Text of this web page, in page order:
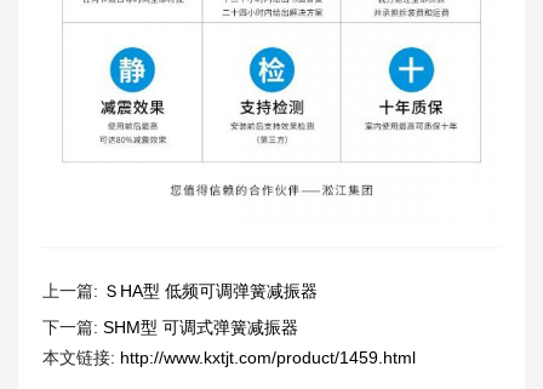
上一篇: ＳHA型 低频可调弹簧减振器
下一篇: SHM型 可调式弹簧减振器
本文链接: http://www.kxtjt.com/product/1459.html